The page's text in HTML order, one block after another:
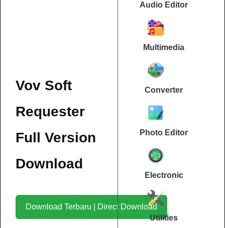
Vov Soft
Requester
Full Version
Download
Download Terbaru | Direct Download
Audio Editor
Multimedia
Converter
Photo Editor
Electronic
Utilities